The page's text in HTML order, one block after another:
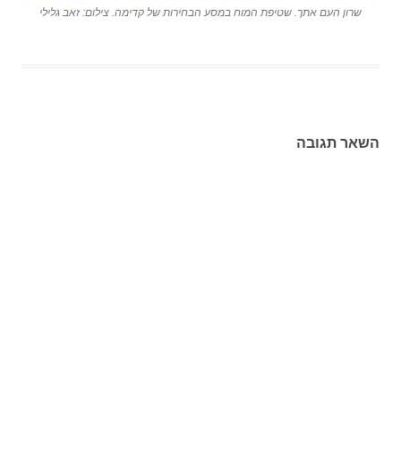
שרון העם אתך. שטיפת המוח במסע הבחירות של קדימה. צילום: זאב גלילי
השאר תגובה